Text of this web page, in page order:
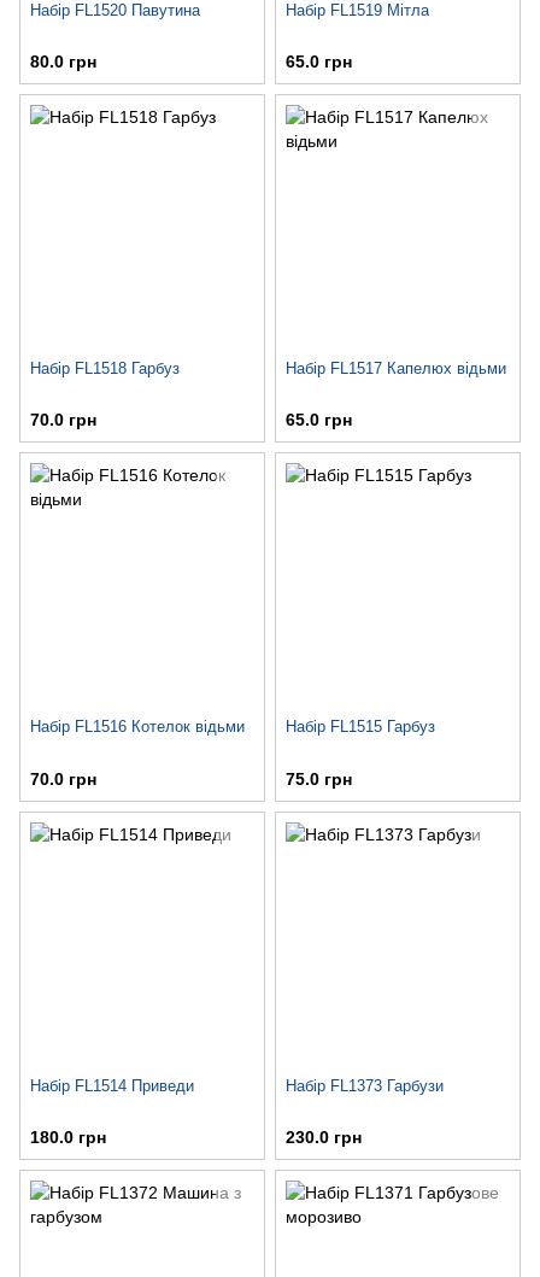
Набір FL1520 Павутина
80.0 грн
Набір FL1519 Мітла
65.0 грн
Набір FL1518 Гарбуз
70.0 грн
Набір FL1517 Капелюх відьми
65.0 грн
Набір FL1516 Котелок відьми
70.0 грн
Набір FL1515 Гарбуз
75.0 грн
Набір FL1514 Приведи
180.0 грн
Набір FL1373 Гарбузи
230.0 грн